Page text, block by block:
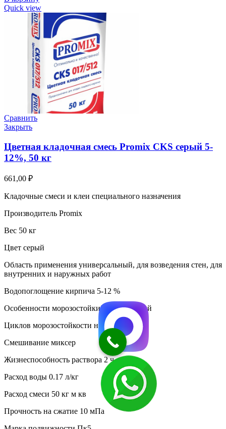
Quick view
Сравнить
Закрыть
Цветная кладочная смесь Promix CKS серый 5-
12%, 50 кг
661,00 ₽
Кладочные смеси и клеи специального назначения
Производитель Promix
Вес 50 кг
Цвет серый
Область применения универсальный, для возведения стен, для
внутренних и наружных работ
Водопоглощение кирпича 5-12 %
Особенности морозостойкий водостойкий
Циклов морозостойкости не менее 50
Смешивание миксер
Жизнеспособность раствора 2 ч
Расход воды 0.17 л/кг
Расход смеси 50 кг м кв
Прочность на сжатие 10 мПа